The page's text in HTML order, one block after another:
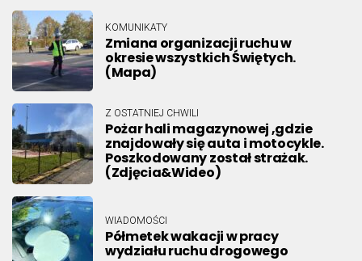
KOMUNIKATY
Zmiana organizacji ruchu w
okresie wszystkich Świętych.
(Mapa)
Z OSTATNIEJ CHWILI
Pożar hali magazynowej ,gdzie
znajdowały się auta i motocykle.
Poszkodowany został strażak.
(Zdjęcia&Wideo)
WIADOMOŚCI
Półmetek wakacji w pracy
wydziału ruchu drogowego